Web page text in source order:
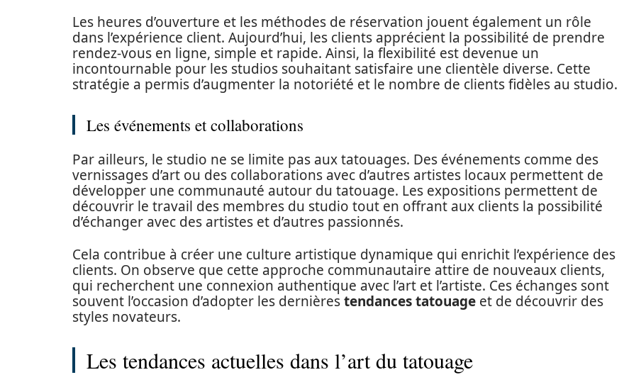
Les heures d’ouverture et les méthodes de réservation jouent également un rôle
dans l’expérience client. Aujourd’hui, les clients apprécient la possibilité de prendre
rendez-vous en ligne, simple et rapide. Ainsi, la flexibilité est devenue un
incontournable pour les studios souhaitant satisfaire une clientèle diverse. Cette
stratégie a permis d’augmenter la notoriété et le nombre de clients fidèles au studio.
Les événements et collaborations
Par ailleurs, le studio ne se limite pas aux tatouages. Des événements comme des
vernissages d’art ou des collaborations avec d’autres artistes locaux permettent de
développer une communauté autour du tatouage. Les expositions permettent de
découvrir le travail des membres du studio tout en offrant aux clients la possibilité
d’échanger avec des artistes et d’autres passionnés.
Cela contribue à créer une culture artistique dynamique qui enrichit l’expérience des
clients. On observe que cette approche communautaire attire de nouveaux clients,
qui recherchent une connexion authentique avec l’art et l’artiste. Ces échanges sont
souvent l’occasion d’adopter les dernièrestendances tatouage et de découvrir des
styles novateurs.
Les tendances actuelles dans l’art du tatouage